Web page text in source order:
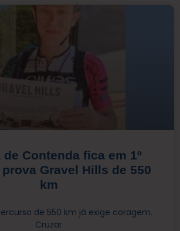
Contenda fica em 1º
Gravel Hills de 550
km
de 550 km já exige coragem.
Cruzar